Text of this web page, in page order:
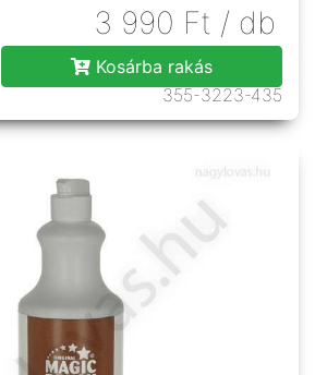
3 990 Ft / db
Kosárba rakás
355-3223-435